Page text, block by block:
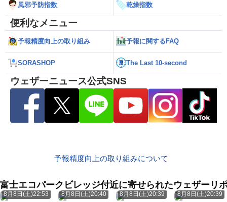
風邪予防指数 乾燥指数
便利なメニュー
予報精度向上の取り組み 予報に関するFAQ
SORASHOP The Last 10-second
ウェザーニュース公式SNS
予報精度向上の取り組みについて
富士エコパークビレッジ付近に寄せられたウェザーリ
8月8日(土)22:53 8月8日(土)20:40 8月8日(土)20:39 8月8日(土)20:39